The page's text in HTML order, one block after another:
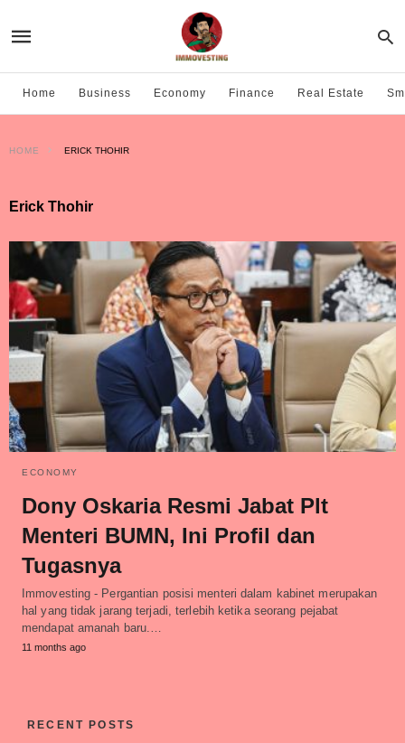
Home Business Economy Finance Real Estate
HOME ERICK THOHIR
Erick Thohir
ECONOMY
Dony Oskaria Resmi Jabat Plt
Menteri BUMN, Ini Profil dan
Tugasnya
Immovesting - Pergantian posisi menteri dalam kabinet merupakan
hal yang tidak jarang terjadi, terlebih ketika seorang pejabat
mendapat amanah baru.…
11 months ago
RECENT POSTS